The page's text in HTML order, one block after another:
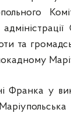
та
Франка у